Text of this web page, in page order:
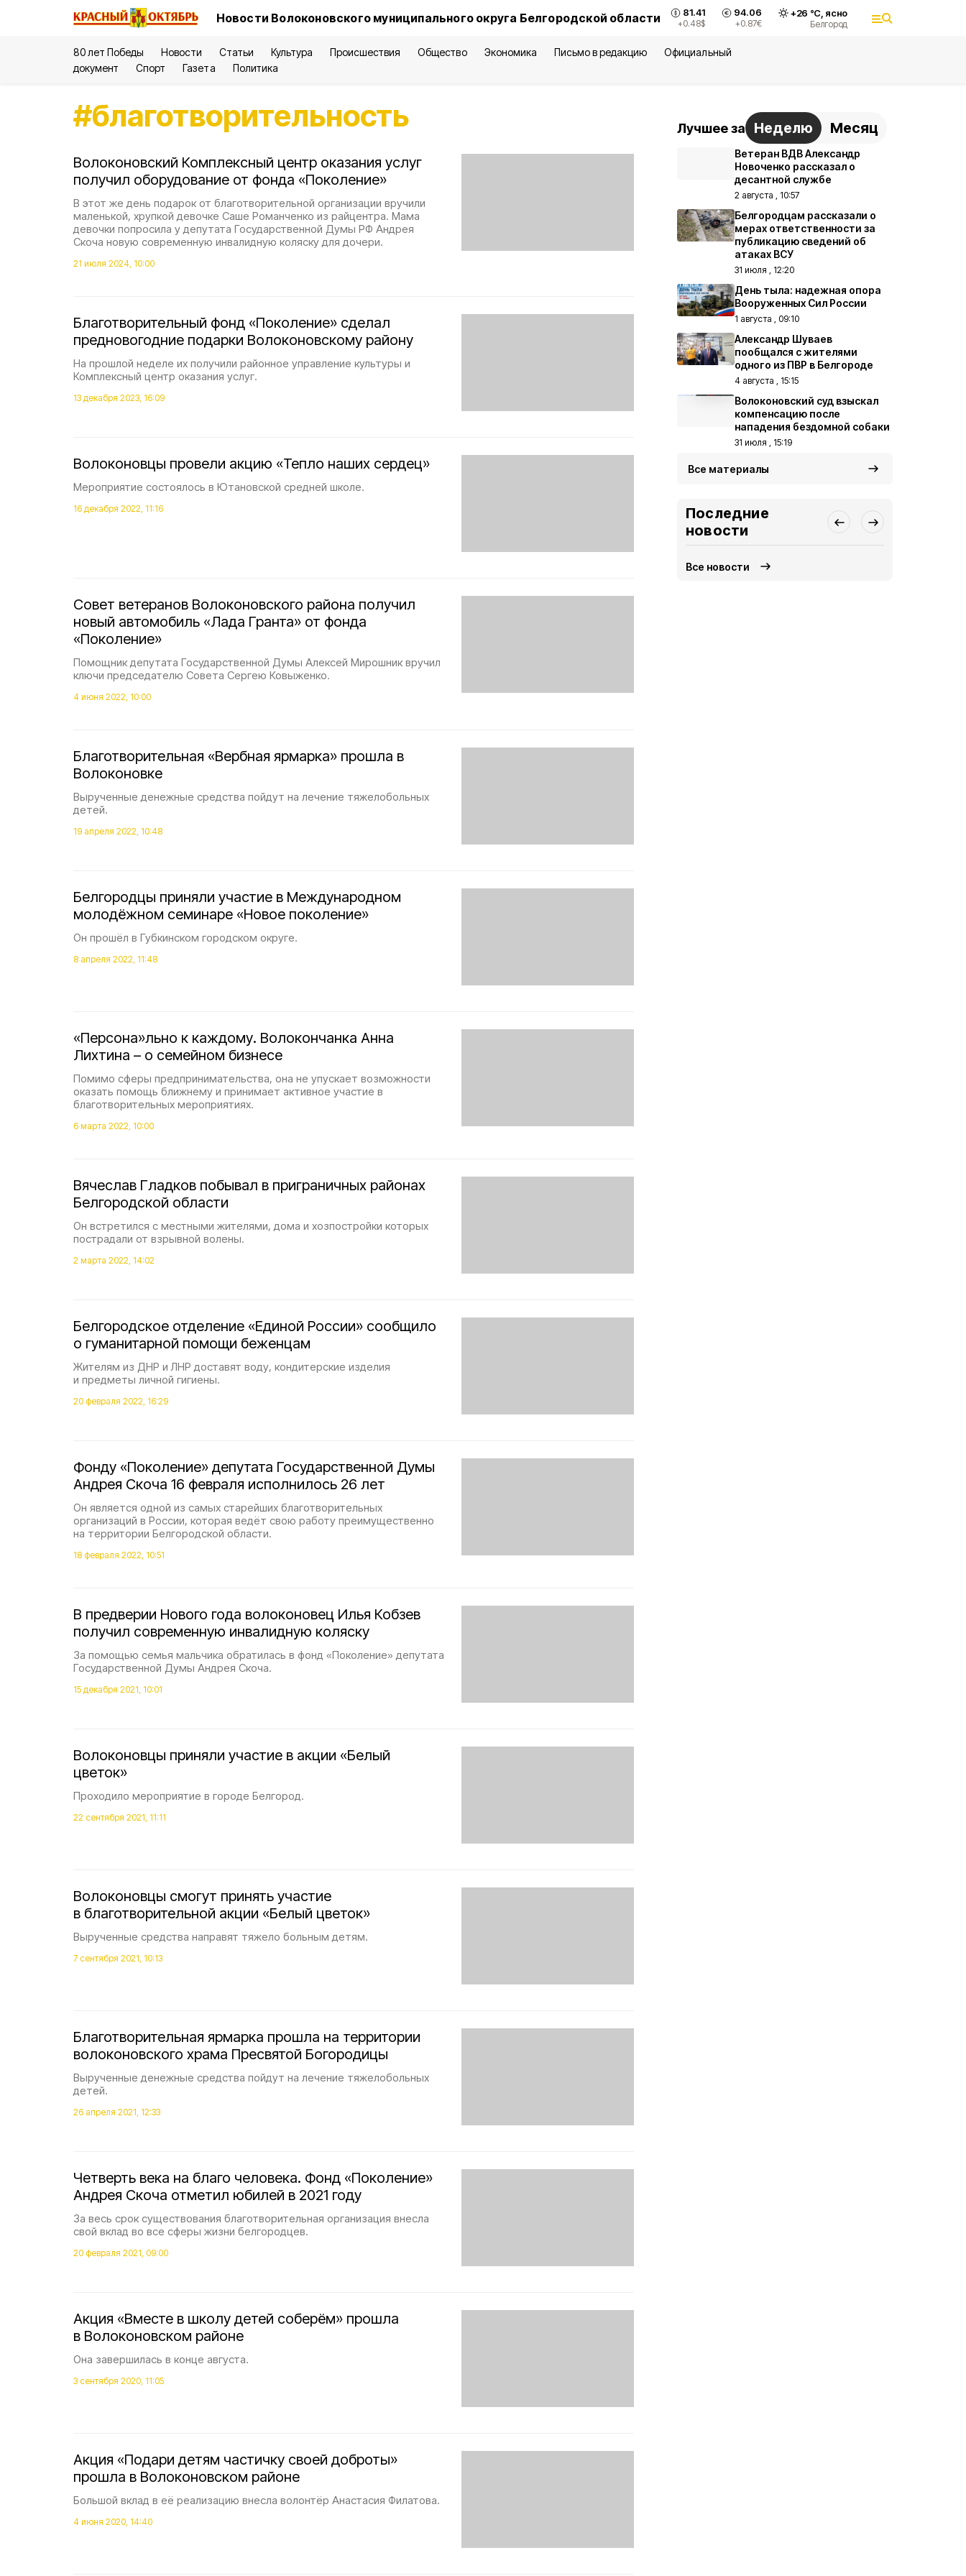
Новости Волоконовского муниципального округа Белгородской области 81.41
+0.48$
94.06
+0.87€
+26 °С, ясно
Белгород
80 лет Победы Новости Статьи Культура Происшествия Общество Экономика Письмо в редакцию
Официальный
документ
Спорт Газета Политика
#благотворительность
Волоконовский Комплексный центр оказания услуг
получил оборудование от фонда «Поколение»
В этот же день подарок от благотворительной организации вручили
маленькой, хрупкой девочке Саше Романченко из райцентра. Мама
девочки попросила у депутата Государственной Думы РФ Андрея
Скоча новую современную инвалидную коляску для дочери.
21 июля 2024, 10:00
Благотворительный фонд «Поколение» сделал
предновогодние подарки Волоконовскому району
На прошлой неделе их получили районное управление культуры и
Комплексный центр оказания услуг.
13 декабря 2023, 16:09
Волоконовцы провели акцию «Тепло наших сердец»
Мероприятие состоялось в Ютановской средней школе.
16 декабря 2022, 11:16
Совет ветеранов Волоконовского района получил
новый автомобиль «Лада Гранта» от фонда
«Поколение»
Помощник депутата Государственной Думы Алексей Мирошник вручил
ключи председателю Совета Сергею Ковыженко.
4 июня 2022, 10:00
Благотворительная «Вербная ярмарка» прошла в
Волоконовке
Вырученные денежные средства пойдут на лечение тяжелобольных
детей.
19 апреля 2022, 10:48
Белгородцы приняли участие в Международном
молодёжном семинаре «Новое поколение»
Он прошёл в Губкинском городском округе.
8 апреля 2022, 11:48
«Персона»льно к каждому. Волокончанка Анна
Лихтина – о семейном бизнесе
Помимо сферы предпринимательства, она не упускает возможности
оказать помощь ближнему и принимает активное участие в
благотворительных мероприятиях.
6 марта 2022, 10:00
Вячеслав Гладков побывал в приграничных районах
Белгородской области
Он встретился с местными жителями, дома и хозпостройки которых
пострадали от взрывной волены.
2 марта 2022, 14:02
Белгородское отделение «Единой России» сообщило
о гуманитарной помощи беженцам
Жителям из ДНР и ЛНР доставят воду, кондитерские изделия
и предметы личной гигиены.
20 февраля 2022, 16:29
Фонду «Поколение» депутата Государственной Думы
Андрея Скоча 16 февраля исполнилось 26 лет
Он является одной из самых старейших благотворительных
организаций в России, которая ведёт свою работу преимущественно
на территории Белгородской области.
18 февраля 2022, 10:51
В предверии Нового года волоконовец Илья Кобзев
получил современную инвалидную коляску
За помощью семья мальчика обратилась в фонд «Поколение» депутата
Государственной Думы Андрея Скоча.
15 декабря 2021, 10:01
Волоконовцы приняли участие в акции «Белый
цветок»
Проходило мероприятие в городе Белгород.
22 сентября 2021, 11:11
Волоконовцы смогут принять участие
в благотворительной акции «Белый цветок»
Вырученные средства направят тяжело больным детям.
7 сентября 2021, 10:13
Благотворительная ярмарка прошла на территории
волоконовского храма Пресвятой Богородицы
Вырученные денежные средства пойдут на лечение тяжелобольных
детей.
26 апреля 2021, 12:33
Четверть века на благо человека. Фонд «Поколение»
Андрея Скоча отметил юбилей в 2021 году
За весь срок существования благотворительная организация внесла
свой вклад во все сферы жизни белгородцев.
20 февраля 2021, 09:00
Акция «Вместе в школу детей соберём» прошла
в Волоконовском районе
Она завершилась в конце августа.
3 сентября 2020, 11:05
Акция «Подари детям частичку своей доброты»
прошла в Волоконовском районе
Большой вклад в её реализацию внесла волонтёр Анастасия Филатова.
4 июня 2020, 14:40
Лучшее за Неделю Месяц
Ветеран ВДВ Александр
Новоченко рассказал о
десантной службе
2 августа , 10:57
Белгородцам рассказали о
мерах ответственности за
публикацию сведений об
атаках ВСУ
31 июля , 12:20
День тыла: надежная опора
Вооруженных Сил России
1 августа , 09:10
Александр Шуваев
пообщался с жителями
одного из ПВР в Белгороде
4 августа , 15:15
Волоконовский суд взыскал
компенсацию после
нападения бездомной собаки
31 июля , 15:19
Все материалы
Последние
новости
Все новости